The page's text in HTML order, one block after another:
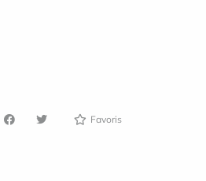
Favoris